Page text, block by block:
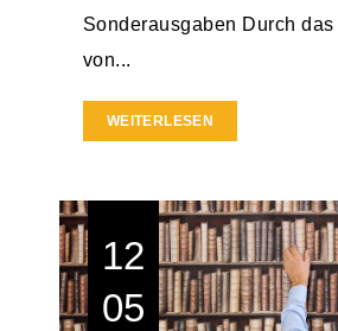
Sonderausgaben Durch das
von...
WEITERLESEN
12
05